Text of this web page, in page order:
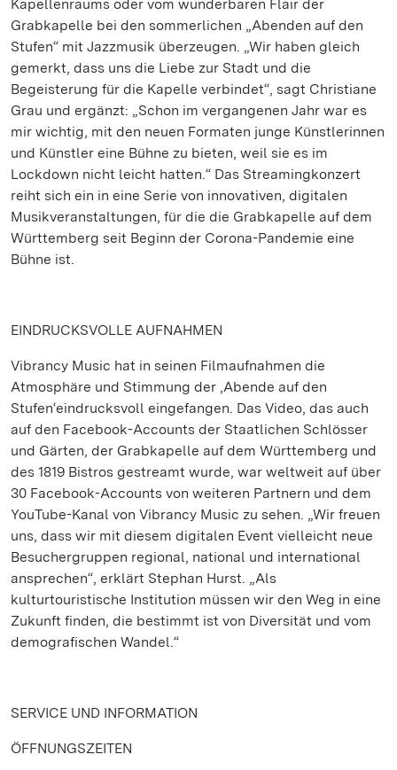
Kapellenraums oder vom wunderbaren Flair der
Grabkapelle bei den sommerlichen „Abenden auf den
Stufen“ mit Jazzmusik überzeugen. „Wir haben gleich
gemerkt, dass uns die Liebe zur Stadt und die
Begeisterung für die Kapelle verbindet“, sagt Christiane
Grau und ergänzt: „Schon im vergangenen Jahr war es
mir wichtig, mit den neuen Formaten junge Künstlerinnen
und Künstler eine Bühne zu bieten, weil sie es im
Lockdown nicht leicht hatten.“ Das Streamingkonzert
reiht sich ein in eine Serie von innovativen, digitalen
Musikveranstaltungen, für die die Grabkapelle auf dem
Württemberg seit Beginn der Corona-Pandemie eine
Bühne ist.
EINDRUCKSVOLLE AUFNAHMEN
Vibrancy Music hat in seinen Filmaufnahmen die
Atmosphäre und Stimmung der ‚Abende auf den
Stufen‘eindrucksvoll eingefangen. Das Video, das auch
auf den Facebook-Accounts der Staatlichen Schlösser
und Gärten, der Grabkapelle auf dem Württemberg und
des 1819 Bistros gestreamt wurde, war weltweit auf über
30 Facebook-Accounts von weiteren Partnern und dem
YouTube-Kanal von Vibrancy Music zu sehen. „Wir freuen
uns, dass wir mit diesem digitalen Event vielleicht neue
Besuchergruppen regional, national und international
ansprechen“, erklärt Stephan Hurst. „Als
kulturtouristische Institution müssen wir den Weg in eine
Zukunft finden, die bestimmt ist von Diversität und vom
demografischen Wandel.“
SERVICE UND INFORMATION
ÖFFNUNGSZEITEN